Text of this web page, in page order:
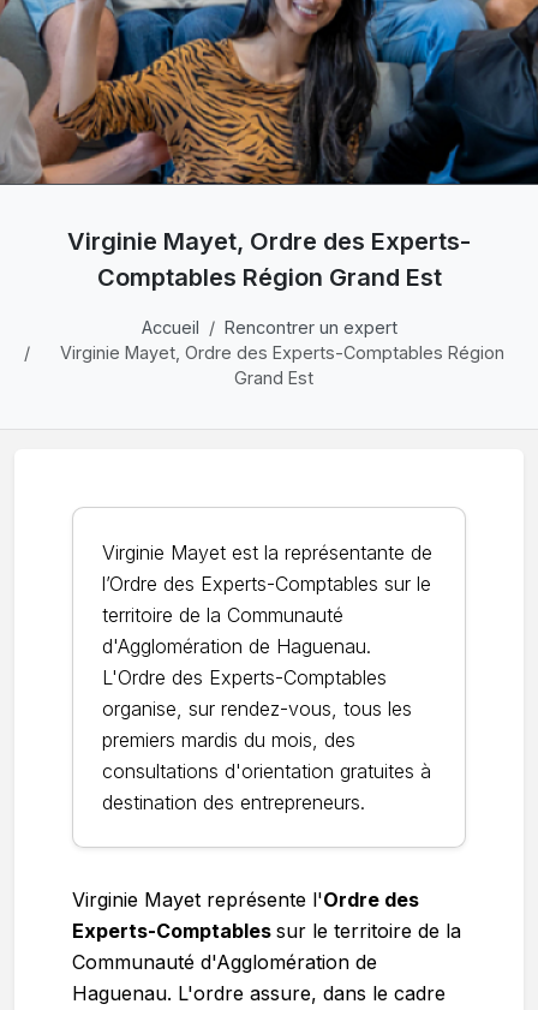
Virginie Mayet, Ordre des Experts-
Comptables Région Grand Est
Accueil
Rencontrer un expert
Virginie Mayet, Ordre des Experts-Comptables Région
Grand Est
Virginie Mayet est la représentante de
l’Ordre des Experts-Comptables sur le
territoire de la Communauté
d'Agglomération de Haguenau.
L'Ordre des Experts-Comptables
organise, sur rendez-vous, tous les
premiers mardis du mois, des
consultations d'orientation gratuites à
destination des entrepreneurs.
Virginie Mayet représente l'Ordre des
Experts-Comptables sur le territoire de la
Communauté d'Agglomération de
Haguenau. L'ordre assure, dans le cadre